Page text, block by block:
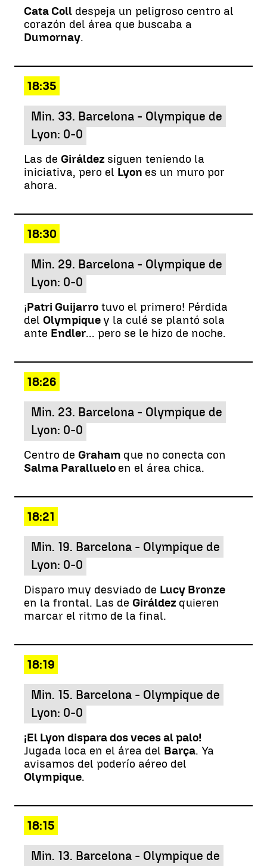
Cata Coll despeja un peligroso centro al
corazón del área que buscaba a
Dumornay.
18:35
Min. 33. Barcelona - Olympique de
Lyon: 0-0
Las de Giráldez siguen teniendo la
iniciativa, pero el Lyon es un muro por
ahora.
18:30
Min. 29. Barcelona - Olympique de
Lyon: 0-0
¡Patri Guijarro tuvo el primero! Pérdida
del Olympique y la culé se plantó sola
ante Endler... pero se le hizo de noche.
18:26
Min. 23. Barcelona - Olympique de
Lyon: 0-0
Centro de Graham que no conecta con
Salma Paralluelo en el área chica.
18:21
Min. 19. Barcelona - Olympique de
Lyon: 0-0
Disparo muy desviado de Lucy Bronze
en la frontal. Las de Giráldez quieren
marcar el ritmo de la final.
18:19
Min. 15. Barcelona - Olympique de
Lyon: 0-0
¡El Lyon dispara dos veces al palo!
Jugada loca en el área del Barça. Ya
avisamos del poderío aéreo del
Olympique.
18:15
Min. 13. Barcelona - Olympique de